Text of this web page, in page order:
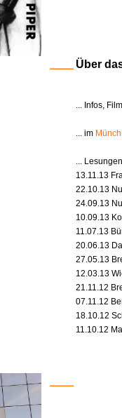
Über
... Infos,
... im
... Lesungen
13.11.13
22.10.13
24.09.13
10.09.13
11.07.13
20.06.13
27.05.13
12.03.13
21.11.12
07.11.12
18.10.12
11.10.12